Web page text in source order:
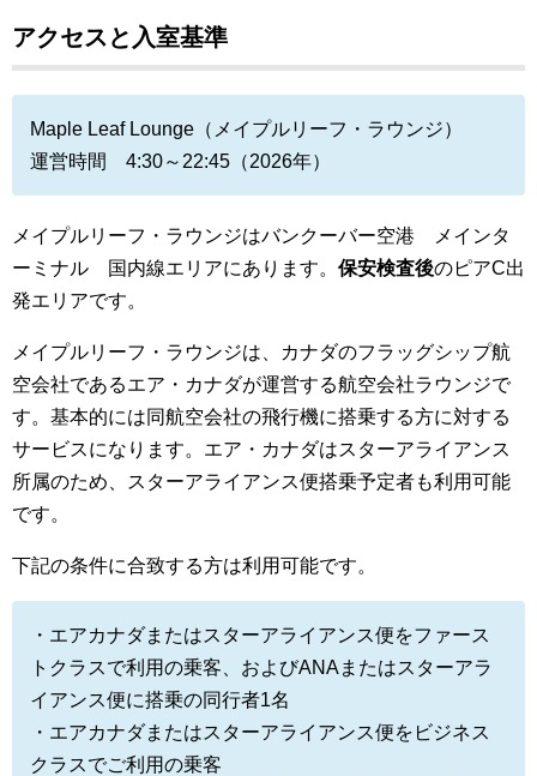
アクセスと入室基準
Maple Leaf Lounge（メイプルリーフ・ラウンジ）
運営時間 4:30～22:45（2026年）
メイプルリーフ・ラウンジはバンクーバー空港 メインタ
ーミナル 国内線エリアにあります。 保安検査後のピアC出
発エリアです。
メイプルリーフ・ラウンジは、カナダのフラッグシップ航
空会社であるエア・カナダが運営する航空会社ラウンジで
す。基本的には同航空会社の飛行機に搭乗する方に対する
サービスになります。エア・カナダはスターアライアンス
所属のため、スターアライアンス便搭乗予定者も利用可能
です。
下記の条件に合致する方は利用可能です。
・エアカナダまたはスターアライアンス便をファース
トクラスで利用の乗客、およびANAまたはスターアラ
イアンス便に搭乗の同行者1名
・エアカナダまたはスターアライアンス便をビジネス
クラスでご利用の乗客